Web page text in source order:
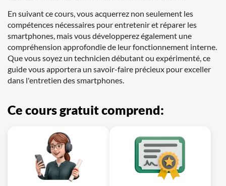
En suivant ce cours, vous acquerrez non seulement les
compétences nécessaires pour entretenir et réparer les
smartphones, mais vous développerez également une
compréhension approfondie de leur fonctionnement interne.
Que vous soyez un technicien débutant ou expérimenté, ce
guide vous apportera un savoir-faire précieux pour exceller
dans l'entretien des smartphones.
Ce cours gratuit comprend: